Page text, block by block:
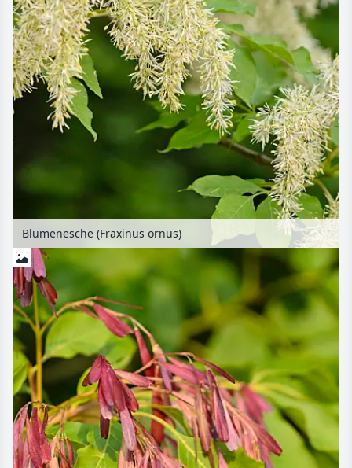
Blumenesche (Fraxinus ornus)